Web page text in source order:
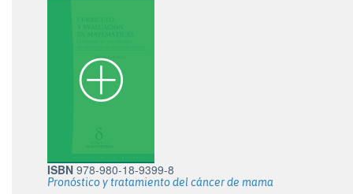
ISBN 978-980-18-9399-8
Pronóstico y tratamiento del cáncer de mama